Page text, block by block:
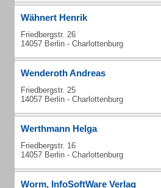
Wähnert Henrik
Friedbergstr. 26
14057 Berlin - Charlottenburg
Wenderoth Andreas
Friedbergstr. 25
14057 Berlin - Charlottenburg
Werthmann Helga
Friedbergstr. 16
14057 Berlin - Charlottenburg
Worm, InfoSoftWare Verlag